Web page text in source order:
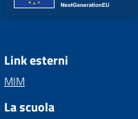
Link esterni
MIM
La scuola